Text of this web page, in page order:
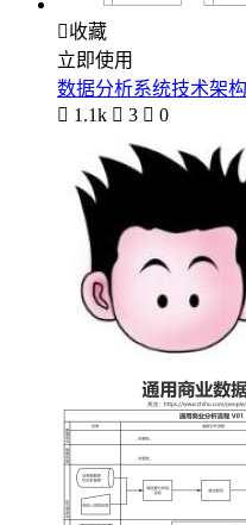
收藏
立即使用
数据分析系统技术架构
 1.1k  3  0